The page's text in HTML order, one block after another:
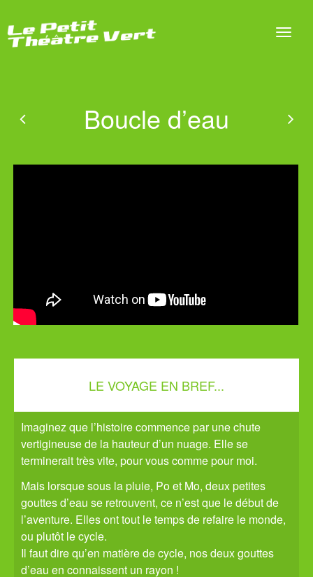
Boucle d’eau
LE VOYAGE EN BREF...
Imaginez que l’histoire commence par une chute
vertigineuse de la hauteur d’un nuage. Elle se
terminerait très vite, pour vous comme pour moi.
Mais lorsque sous la pluie, Po et Mo, deux petites
gouttes d’eau se retrouvent, ce n’est que le début de
l’aventure. Elles ont tout le temps de refaire le monde,
ou plutôt le cycle.
Il faut dire qu’en matière de cycle, nos deux gouttes
d’eau en connaissent un rayon !